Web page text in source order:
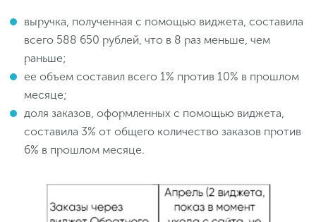
выручка, полученная с помощью виджета, составила
всего 588 650 рублей, что в 8 раз меньше, чем
раньше;
ее объем составил всего 1% против 10% в прошлом
месяце;
доля заказов, оформленных с помощью виджета,
составила 3% от общего количество заказов против
6% в прошлом месяце.